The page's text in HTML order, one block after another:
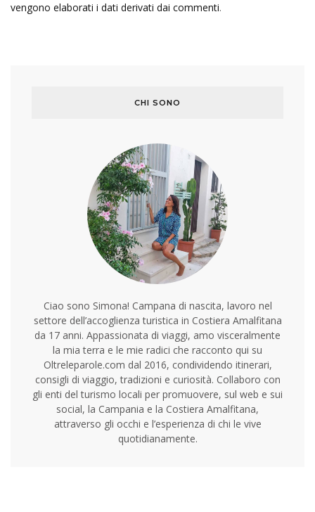
vengono elaborati i dati derivati dai commenti.
CHI SONO
Ciao sono Simona! Campana di nascita, lavoro nel
settore dell’accoglienza turistica in Costiera Amalfitana
da 17 anni. Appassionata di viaggi, amo visceralmente
la mia terra e le mie radici che racconto qui su
Oltreleparole.com dal 2016, condividendo itinerari,
consigli di viaggio, tradizioni e curiosità. Collaboro con
gli enti del turismo locali per promuovere, sul web e sui
social, la Campania e la Costiera Amalfitana,
attraverso gli occhi e l’esperienza di chi le vive
quotidianamente.